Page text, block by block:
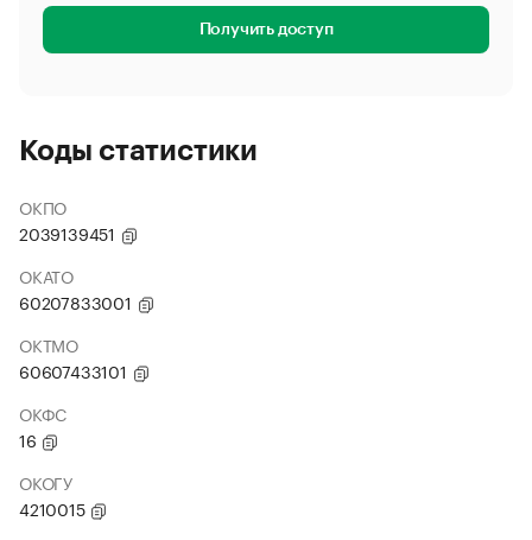
Получить доступ
Коды статистики
ОКПО
2039139451
ОКАТО
60207833001
ОКТМО
60607433101
ОКФС
16
ОКОГУ
4210015